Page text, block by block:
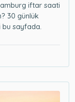
iftar saati
30 günlük
bu sayfada.